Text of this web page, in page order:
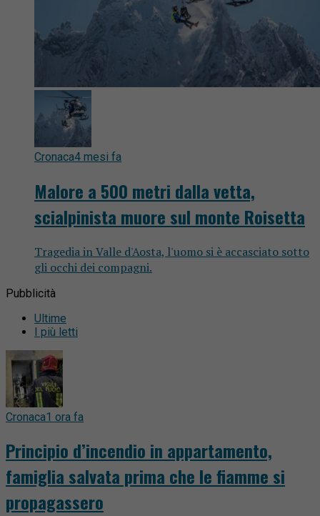
Cronaca4 mesi fa
Malore a 500 metri dalla vetta,
scialpinista muore sul monte Roisetta
Tragedia in Valle d'Aosta, l'uomo si è accasciato sotto
gli occhi dei compagni.
Pubblicità
Ultime
I più letti
Cronaca1 ora fa
Principio d’incendio in appartamento,
famiglia salvata prima che le fiamme si
propagassero